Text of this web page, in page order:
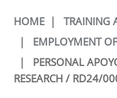
HOME| TRAINING
| EMPLOYMENT
| PERSONAL
RESEARCH / RD24/